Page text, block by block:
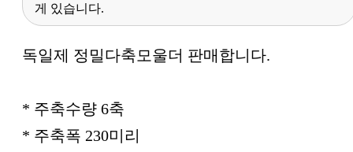
게 있습니다.
독일제 정밀다축모울더 판매합니다.
* 주축수량 6축
* 주축폭 230미리